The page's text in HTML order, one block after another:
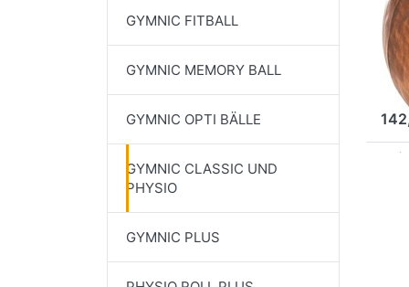
GYMNIC FITBALL
GYMNIC MEMORY BALL
GYMNIC OPTI BÄLLE
GYMNIC CLASSIC UND
PHYSIO
GYMNIC PLUS